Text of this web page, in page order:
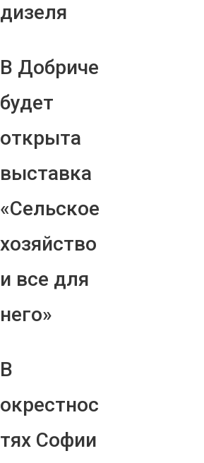
дизеля
В Добриче
будет
открыта
выставка
«Сельское
хозяйство
и все для
него»
В
окрестнос
тях Софии